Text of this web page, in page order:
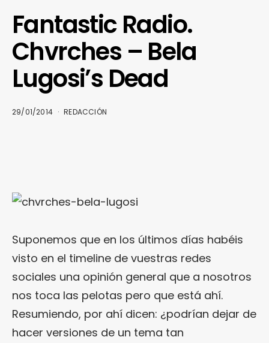
Fantastic Radio.
Chvrches – Bela
Lugosi’s Dead
29/01/2014 REDACCIÓN
Suponemos que en los últimos días habéis
visto en el timeline de vuestras redes
sociales una opinión general que a nosotros
nos toca las pelotas pero que está ahí.
Resumiendo, por ahí dicen: ¿podrían dejar de
hacer versiones de un tema tan